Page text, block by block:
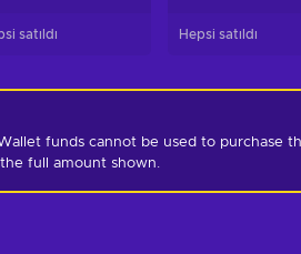
satıldı Hepsi satıldı
funds cannot be used to purchase
full amount shown.